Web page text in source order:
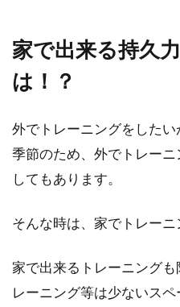
の達成感
で、細
家で出来る持久
は！？
外でトレーニングをした
季節のため、外でトレー
してもあります。
そんな時は、家でトレーニ
家で出来るトレーニング
レーニング等は少ないス